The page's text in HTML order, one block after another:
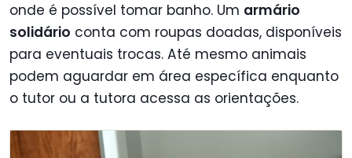
onde é possível tomar banho. Um armário
solidário conta com roupas doadas, disponíveis
para eventuais trocas. Até mesmo animais
podem aguardar em área específica enquanto
o tutor ou a tutora acessa as orientações.